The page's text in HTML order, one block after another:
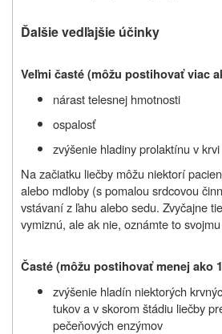
Ďalšie vedľajšie účinky
Veľmi časté (môžu postihovať viac
nárast telesnej hmotnosti
ospalosť
zvýšenie hladiny prolaktínu v krvi
Na začiatku liečby môžu niektorí
alebo mdloby (s pomalou srdcovou
vstávaní z ľahu alebo sedu. Zvyčajne
vymiznú, ale ak nie, oznámte to
Časté (môžu postihovať menej ako
zvýšenie hladín niektorých
tukov a v skorom štádiu liečby
pečeňových enzýmov